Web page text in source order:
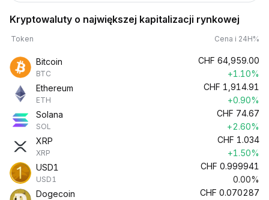
Kryptowaluty o największej kapitalizacji rynkowej
Token Cena i 24H%
Bitcoin
BTC
CHF 64,959.00
+1.10%
Ethereum
ETH
CHF 1,914.91
+0.90%
Solana
SOL
CHF 74.67
+2.60%
XRP
XRP
CHF 1.034
+1.50%
USD1
USD1
CHF 0.999941
0.00%
Dogecoin
CHF 0.070287